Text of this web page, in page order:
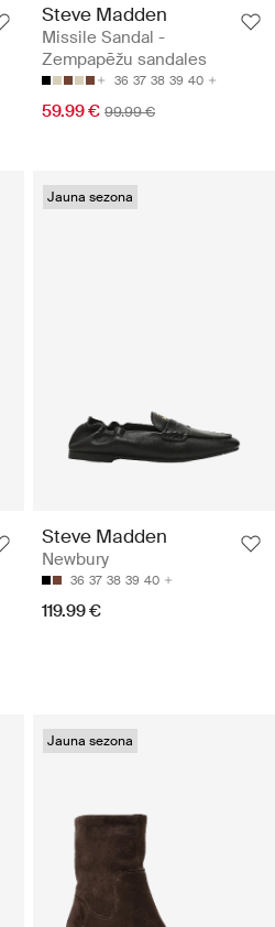
Steve Madden
Missile Sandal -
Zempapēžu sandales
36 37 38 39 40
59.99 € 99.99 €
Jauna sezona
Steve Madden
Newbury
36 37 38 39 40
119.99 €
Jauna sezona